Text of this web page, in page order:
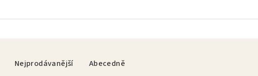
Nejprodávanější Abecedně